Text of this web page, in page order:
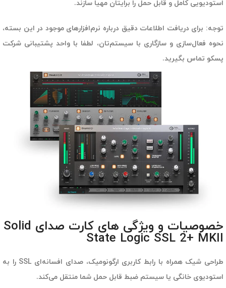
استودیویی کامل و قابل حمل را برایتان مهیا سازند.
توجه: برای دریافت اطلاعات دقیق درباره نرم‌افزارهای موجود در این بسته،
نحوه فعال‌سازی و سازگاری با سیستم‌تان، لطفا با واحد پشتیبانی شرکت
پسکو تماس بگیرید.
خصوصیات و ویژگی های کارت صدای Solid
State Logic SSL 2+ MKII
طراحی شیک همراه با رابط کاربری ارگونومیک، صدای افسانه‌ای SSL را به
استودیوی خانگی یا سیستم ضبط قابل حمل شما منتقل می‌کند.